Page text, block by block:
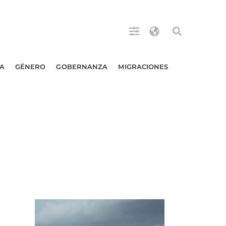
GÉNERO GOBERNANZA MIGRACIONES